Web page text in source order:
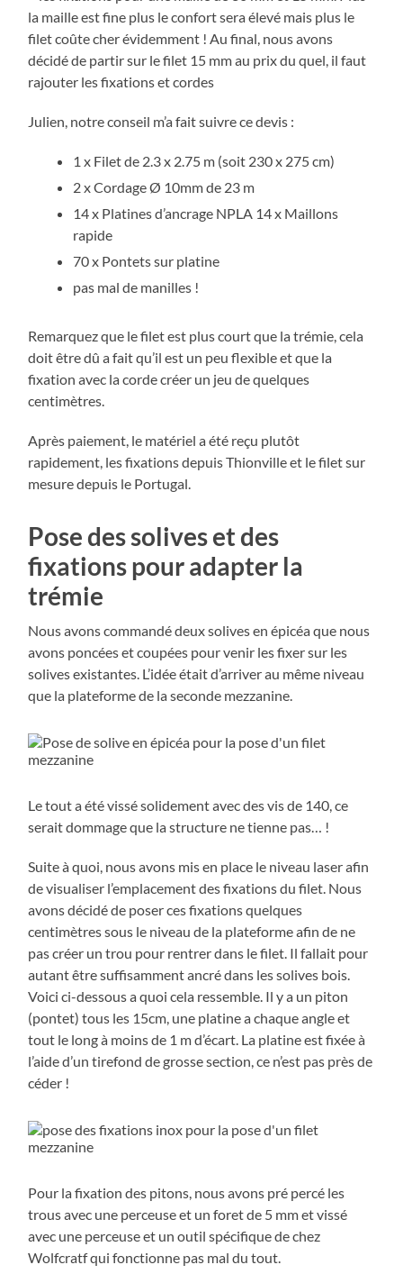
la maille est fine plus le confort sera élevé mais plus le
filet coûte cher évidemment ! Au final, nous avons
décidé de partir sur le filet 15 mm au prix du quel, il faut
rajouter les fixations et cordes
Julien, notre conseil m’a fait suivre ce devis :
1 x Filet de 2.3 x 2.75 m (soit 230 x 275 cm)
2 x Cordage Ø 10mm de 23 m
14 x Platines d’ancrage NPLA 14 x Maillons
rapide
70 x Pontets sur platine
pas mal de manilles !
Remarquez que le filet est plus court que la trémie, cela
doit être dû a fait qu’il est un peu flexible et que la
fixation avec la corde créer un jeu de quelques
centimètres.
Après paiement, le matériel a été reçu plutôt
rapidement, les fixations depuis Thionville et le filet sur
mesure depuis le Portugal.
Pose des solives et des
fixations pour adapter la
trémie
Nous avons commandé deux solives en épicéa que nous
avons poncées et coupées pour venir les fixer sur les
solives existantes. L’idée était d’arriver au même niveau
que la plateforme de la seconde mezzanine.
Le tout a été vissé solidement avec des vis de 140, ce
serait dommage que la structure ne tienne pas… !
Suite à quoi, nous avons mis en place le niveau laser afin
de visualiser l’emplacement des fixations du filet. Nous
avons décidé de poser ces fixations quelques
centimètres sous le niveau de la plateforme afin de ne
pas créer un trou pour rentrer dans le filet. Il fallait pour
autant être suffisamment ancré dans les solives bois.
Voici ci-dessous a quoi cela ressemble. Il y a un piton
(pontet) tous les 15cm, une platine a chaque angle et
tout le long à moins de 1 m d’écart. La platine est fixée à
l’aide d’un tirefond de grosse section, ce n’est pas près de
céder !
Pour la fixation des pitons, nous avons pré percé les
trous avec une perceuse et un foret de 5 mm et vissé
avec une perceuse et un outil spécifique de chez
Wolfcratf qui fonctionne pas mal du tout.